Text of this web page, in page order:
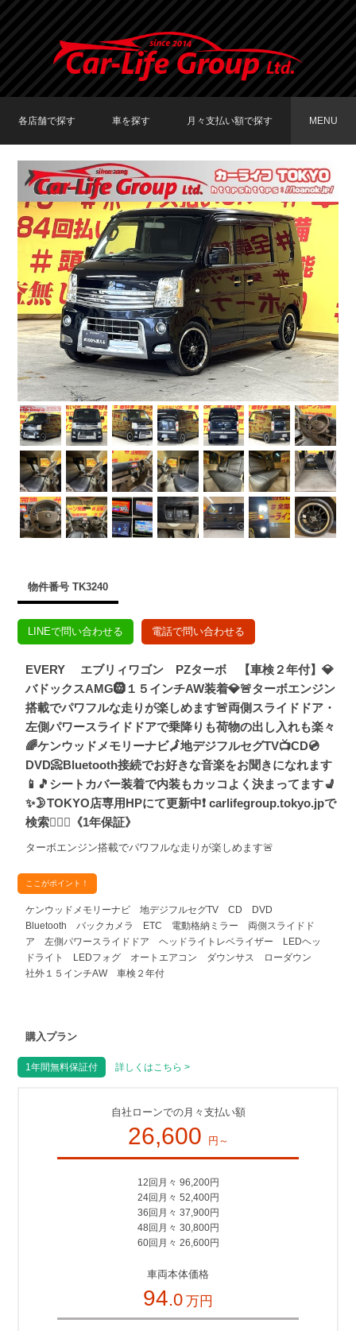
各店舗で探す
TOKYO店在庫車両
大阪店在庫車両
福岡店在庫車両
車を探す
車種で探す
メーカーで探す
月々支払い額で探す
〜19,999円
20,000円〜29,999円
30,000円〜39,999円
40,000円〜49,999円
50,000円〜
MENU
物件番号 TK3240
LINEで問い合わせる 電話で問い合わせる
EVERY エブリィワゴン PZターボ 【車検２年付】💎
バドックスAMG🛞１５インチAW装着💎🚨ターボエンジン
搭載でパワフルな走りが楽しめます🚨両側スライドドア・
左側パワースライドドアで乗降りも荷物の出し入れも楽々
🌈ケンウッドメモリーナビ🗾地デジフルセグTV📺CD💿
DVD📀Bluetooth接続でお好きな音楽をお聞きになれます
📱🎵シートカバー装着で内装もカッコよく決まってます💺
✨🌛TOKYO店専用HPにて更新中❗ carlifegroup.tokyo.jpで
検索🕵️‍♂️🌛《1年保証》
ターボエンジン搭載でパワフルな走りが楽しめます🚨
ここがポイント！
ケンウッドメモリーナビ 地デジフルセグTV CD DVD
Bluetooth バックカメラ ETC 電動格納ミラー 両側スライドド
ア 左側パワースライドドア ヘッドライトレベライザー LEDヘッ
ドライト LEDフォグ オートエアコン ダウンサス ローダウン
社外１５インチAW 車検２年付
購入プラン
1年間無料保証付 詳しくはこちら >
自社ローンでの月々支払い額
26,600 円～
12回月々 96,200円
24回月々 52,400円
36回月々 37,900円
48回月々 30,800円
60回月々 26,600円
車両本体価格
94.0 万円